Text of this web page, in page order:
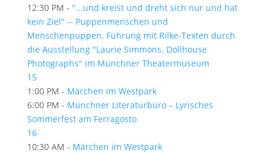
12:30 PM - "...und kreist und dreht sich nur und hat
kein Ziel" -- Puppenmenschen und
Menschenpuppen. Führung mit Rilke-Texten durch
die Ausstellung "Laurie Simmons. Dollhouse
Photographs" im Münchner Theatermuseum
15
1:00 PM - Märchen im Westpark
6:00 PM - Münchner Literaturbüro – Lyrisches
Sommerfest am Ferragosto
16
10:30 AM - Märchen im Westpark